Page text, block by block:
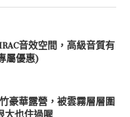
音效空間，高級音質有
屬優惠)
豪華露營，被雲霧層層圍
大也住過喔